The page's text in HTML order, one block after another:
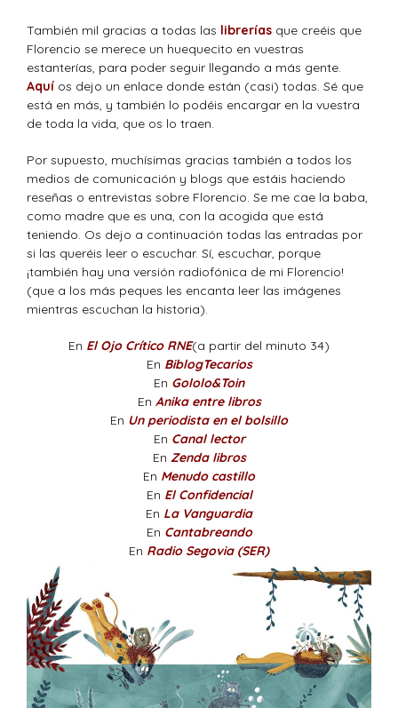
También mil gracias a todas las librerías que creéis que
Florencio se merece un huequecito en vuestras
estanterías, para poder seguir llegando a más gente.
Aquí os dejo un enlace donde están (casi) todas. Sé que
está en más, y también lo podéis encargar en la vuestra
de toda la vida, que os lo traen.
Por supuesto, muchísimas gracias también a todos los
medios de comunicación y blogs que estáis haciendo
reseñas o entrevistas sobre Florencio. Se me cae la baba,
como madre que es una, con la acogida que está
teniendo. Os dejo a continuación todas las entradas por
si las queréis leer o escuchar. Sí, escuchar, porque
¡también hay una versión radiofónica de mi Florencio!
(que a los más peques les encanta leer las imágenes
mientras escuchan la historia).
En El Ojo Crítico RNE(a partir del minuto 34)
En BiblogTecarios
En Gololo&Toin
En Anika entre libros
En Un periodista en el bolsillo
En Canal lector
En Zenda libros
En Menudo castillo
En El Confidencial
En La Vanguardia
En Cantabreando
En Radio Segovia (SER)